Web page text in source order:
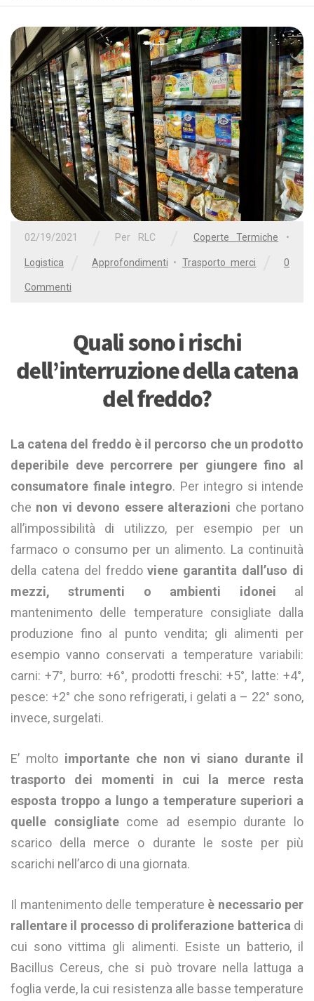
02/19/2021 Per RLC Coperte Termiche •
Logistica Approfondimenti • Trasporto merci 0
Commenti
Quali sono i rischi
dell’interruzione della catena
del freddo?
La catena del freddo è il percorso che un prodotto
deperibile deve percorrere per giungere fino al
consumatore finale integro. Per integro si intende
che non vi devono essere alterazioni che portano
all’impossibilità di utilizzo, per esempio per un
farmaco o consumo per un alimento. La continuità
della catena del freddoviene garantita dall’uso di
mezzi, strumenti o ambienti idonei al
mantenimento delle temperature consigliate dalla
produzione fino al punto vendita; gli alimenti per
esempio vanno conservati a temperature variabili:
carni: +7°, burro: +6°, prodotti freschi: +5°, latte: +4°,
pesce: +2° che sono refrigerati, i gelati a – 22° sono,
invece, surgelati.
E’ molto importante che non vi siano durante il
trasporto dei momenti in cui la merce resta
esposta troppo a lungo a temperature superiori a
quelle consigliatecome ad esempio durante lo
scarico della merce o durante le soste per più
scarichi nell’arco di una giornata.
Il mantenimento delle temperature è necessario per
rallentare il processo di proliferazione batterica di
cui sono vittima gli alimenti. Esiste un batterio, il
Bacillus Cereus, che si può trovare nella lattuga a
foglia verde, la cui resistenza alle basse temperature